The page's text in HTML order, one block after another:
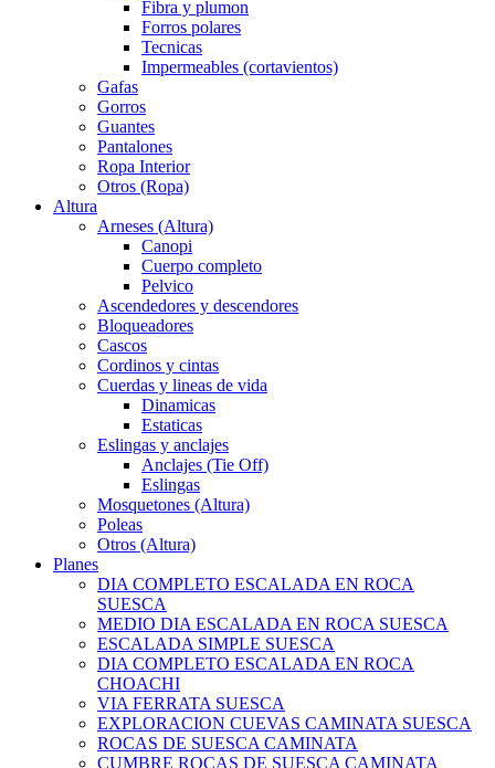
Fibra y plumon
Forros polares
Tecnicas
Impermeables (cortavientos)
Gafas
Gorros
Guantes
Pantalones
Ropa Interior
Otros (Ropa)
Altura
Arneses (Altura)
Canopi
Cuerpo completo
Pelvico
Ascendedores y descendores
Bloqueadores
Cascos
Cordinos y cintas
Cuerdas y lineas de vida
Dinamicas
Estaticas
Eslingas y anclajes
Anclajes (Tie Off)
Eslingas
Mosquetones (Altura)
Poleas
Otros (Altura)
Planes
DIA COMPLETO ESCALADA EN ROCA
SUESCA
MEDIO DIA ESCALADA EN ROCA SUESCA
ESCALADA SIMPLE SUESCA
DIA COMPLETO ESCALADA EN ROCA
CHOACHI
VIA FERRATA SUESCA
EXPLORACION CUEVAS CAMINATA SUESCA
ROCAS DE SUESCA CAMINATA
CUMBRE ROCAS DE SUESCA CAMINATA